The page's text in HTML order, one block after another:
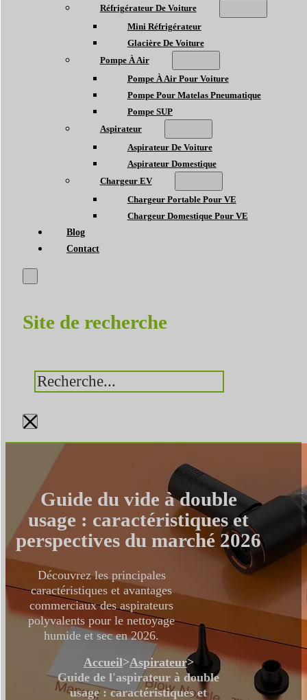
Réfrigérateur De Voiture
Mini Réfrigérateur
Glacière De Voiture
Pompe À Air
Pompe À Air Pour Voiture
Pompe Pour Matelas Pneumatique
Pompe SUP
Aspirateur
Aspirateur De Voiture
Aspirateur Domestique
Chargeur EV
Chargeur Portable Pour VE
Chargeur Domestique Pour VE
Blog
Contact
Site de recherche
Rechercher
×
Guide du vide à double
usage : caractéristiques et
perspectives du marché 2026
Découvrez les principales
caractéristiques et avantages
commerciaux des aspirateurs
polyvalents pour le nettoyage
humide et sec en 2026.
Accueil>Aspirateur>
Guide de l'aspirateur à double
usage : caractéristiques et